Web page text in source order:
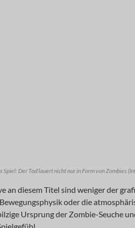
Spiel: Der Tod lauert nicht nur in Form von Zombies
an diesem Titel sind weniger der
oder die
Ursprung der Zombie-Seuche